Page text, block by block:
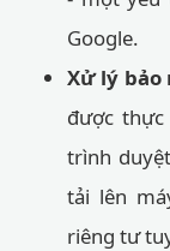
Google.
Xử lý bảo
được
trình
tải lên
riêng tư